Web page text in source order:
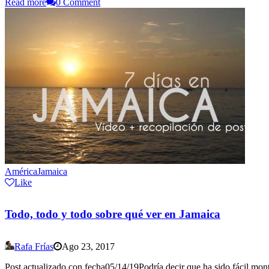
AméricaJamaica
Like
Todo, todo y todo sobre qué ver en Jamaica
Rafa Frías
Ago 23, 2017